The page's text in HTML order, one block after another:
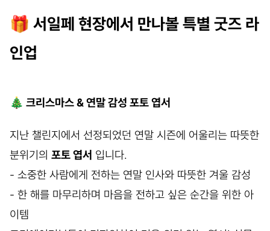
🎁 서일페 현장에서 만나볼 특별 굿즈 라
인업
🎄 크리스마스 & 연말 감성 포토 엽서
지난 챌린지에서 선정되었던 연말 시즌에 어울리는 따뜻한
분위기의 포토 엽서 입니다.
- 소중한 사람에게 전하는 연말 인사와 따뜻한 겨울 감성
- 한 해를 마무리하며 마음을 전하고 싶은 순간을 위한 아
이템